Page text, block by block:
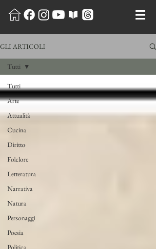
GLI ARTICOLI
Tutti
Arte
Attualità
Cucina
Diritto
Folclore
Letteratura
Narrativa
Natura
Personaggi
Poesia
Politica
Tutti